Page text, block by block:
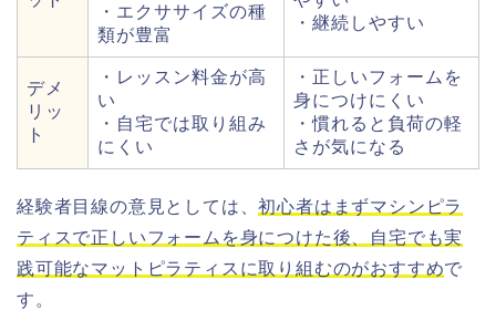
・エクササイズの種
類が豊富
・継続しやすい
デメ
リッ
ト
・レッスン料金が高
い
・自宅では取り組み
にくい
・正しいフォームを
身につけにくい
・慣れると負荷の軽
さが気になる
経験者目線の意見としては、初心者はまずマシンピラ
ティスで正しいフォームを身につけた後、自宅でも実
践可能なマットピラティスに取り組むのがおすすめで
す。